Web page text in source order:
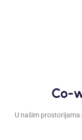
Co-
U našim